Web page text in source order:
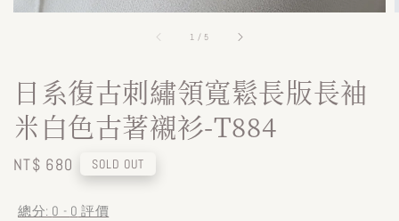
1 /5
日系復古刺繡領寬鬆長版長袖
米白色古著襯衫-T884
Regular
NT$ 680 SOLD OUT
總分: 0 - 0 評價